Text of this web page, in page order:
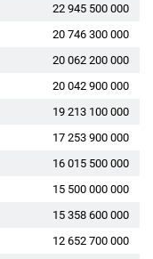
22 945 500 000
20 746 300 000
20 062 200 000
20 042 900 000
19 213 100 000
17 253 900 000
16 015 500 000
15 500 000 000
15 358 600 000
12 652 700 000